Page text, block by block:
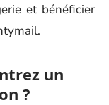
et bénéficier
un
?